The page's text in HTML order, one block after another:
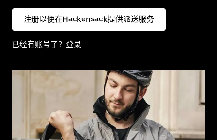
注册以便在Hackensack提供派送服务
已经有账号了？登录